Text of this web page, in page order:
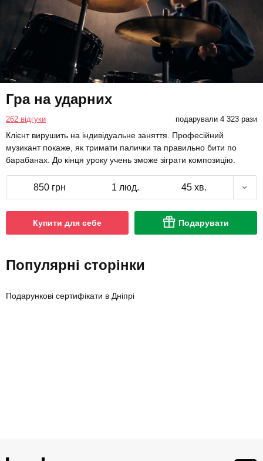
Гра на ударних
262 відгуки подарували 4 323 рази
Клієнт вирушить на індивідуальне заняття. Професійний
музикант покаже, як тримати палички та правильно бити по
барабанах. До кінця уроку учень зможе зіграти композицію.
850 грн 1 люд. 45 хв.
Купити для себе Подарувати
Популярні сторінки
Подарункові сертифікати в Дніпрі